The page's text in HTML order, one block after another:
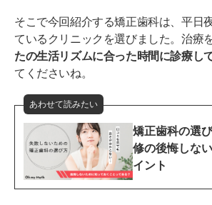
そこで今回紹介する矯正歯科は、平日
ているクリニックを選びました。治療
たの生活リズムに合った時間に診療し
てくださいね。
あわせて読みたい
矯正歯科の選
修の後悔しな
イント